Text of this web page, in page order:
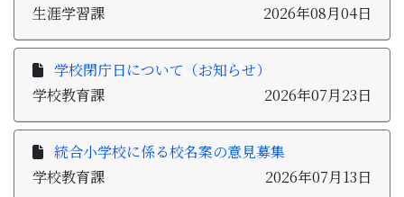
子育て・教育
生涯学習課
2026年08月04日
学校閉庁日について（お知らせ）
学校教育課
2026年07月23日
統合小学校に係る校名案の意見募集
学校教育課
2026年07月13日